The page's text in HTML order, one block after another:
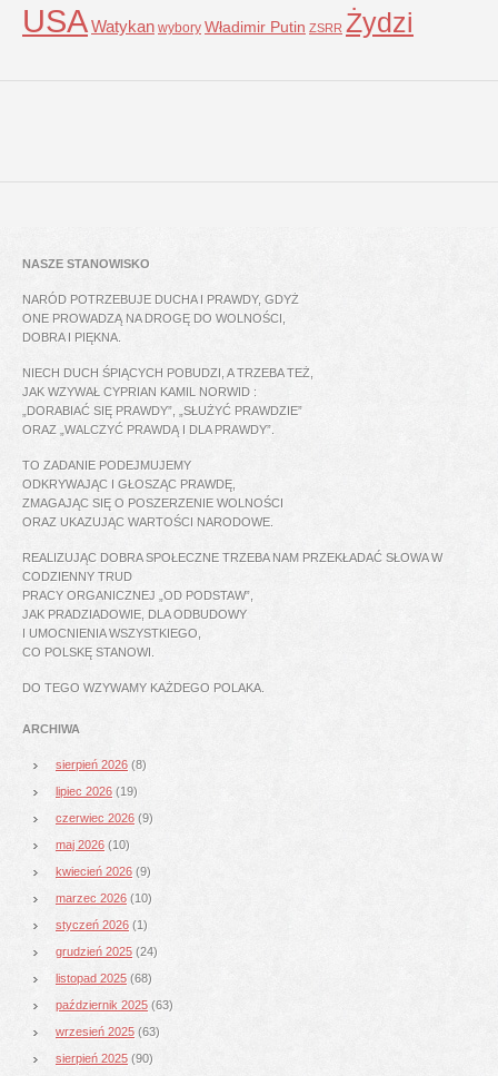
USAWatykan wybory Władimir Putin ZSRR Żydzi
NASZE STANOWISKO
NARÓD POTRZEBUJE DUCHA I PRAWDY, GDYŻ
ONE PROWADZĄ NA DROGĘ DO WOLNOŚCI,
DOBRA I PIĘKNA.
NIECH DUCH ŚPIĄCYCH POBUDZI, A TRZEBA TEŻ,
JAK WZYWAŁ CYPRIAN KAMIL NORWID :
„DORABIAĆ SIĘ PRAWDY”, „SŁUŻYĆ PRAWDZIE”
ORAZ „WALCZYĆ PRAWDĄ I DLA PRAWDY”.
TO ZADANIE PODEJMUJEMY
ODKRYWAJĄC I GŁOSZĄC PRAWDĘ,
ZMAGAJĄC SIĘ O POSZERZENIE WOLNOŚCI
ORAZ UKAZUJĄC WARTOŚCI NARODOWE.
REALIZUJĄC DOBRA SPOŁECZNE TRZEBA NAM PRZEKŁADAĆ SŁOWA W
CODZIENNY TRUD
PRACY ORGANICZNEJ „OD PODSTAW”,
JAK PRADZIADOWIE, DLA ODBUDOWY
I UMOCNIENIA WSZYSTKIEGO,
CO POLSKĘ STANOWI.
DO TEGO WZYWAMY KAŻDEGO POLAKA.
ARCHIWA
sierpień 2026 (8)
lipiec 2026 (19)
czerwiec 2026 (9)
maj 2026 (10)
kwiecień 2026 (9)
marzec 2026 (10)
styczeń 2026 (1)
grudzień 2025 (24)
listopad 2025 (68)
październik 2025 (63)
wrzesień 2025 (63)
sierpień 2025 (90)